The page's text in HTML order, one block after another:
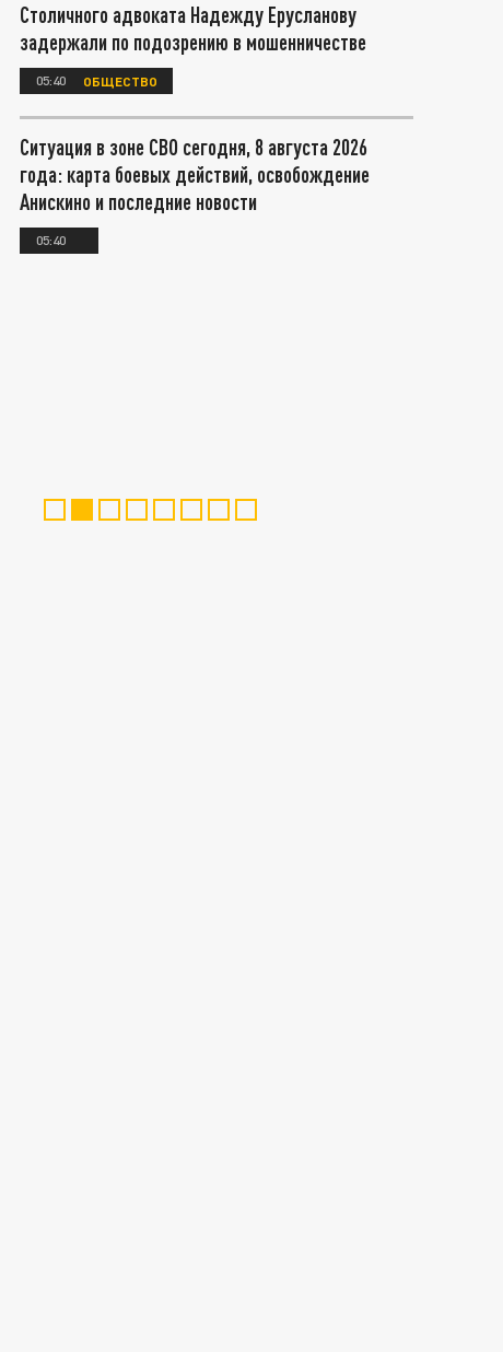
Столичного адвоката Надежду Ерусланову
задержали по подозрению в мошенничестве
05:40 ОБЩЕСТВО
Ситуация в зоне СВО сегодня, 8 августа 2026
года: карта боевых действий, освобождение
Анискино и последние новости
05:40